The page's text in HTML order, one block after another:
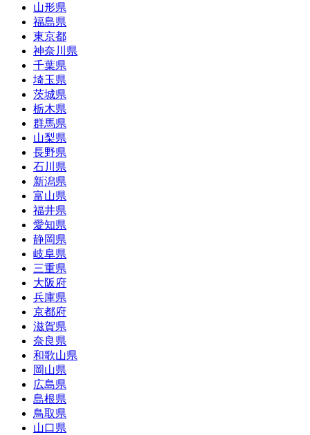
山形県
福島県
東京都
神奈川県
千葉県
埼玉県
茨城県
栃木県
群馬県
山梨県
長野県
石川県
新潟県
富山県
福井県
愛知県
静岡県
岐阜県
三重県
大阪府
兵庫県
京都府
滋賀県
奈良県
和歌山県
岡山県
広島県
島根県
鳥取県
山口県